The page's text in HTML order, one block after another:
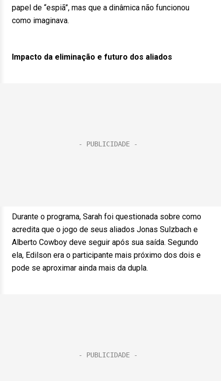
papel de “espiã”, mas que a dinâmica não funcionou
como imaginava.
Impacto da eliminação e futuro dos aliados
Durante o programa, Sarah foi questionada sobre como
acredita que o jogo de seus aliados Jonas Sulzbach e
Alberto Cowboy deve seguir após sua saída. Segundo
ela, Edilson era o participante mais próximo dos dois e
pode se aproximar ainda mais da dupla.